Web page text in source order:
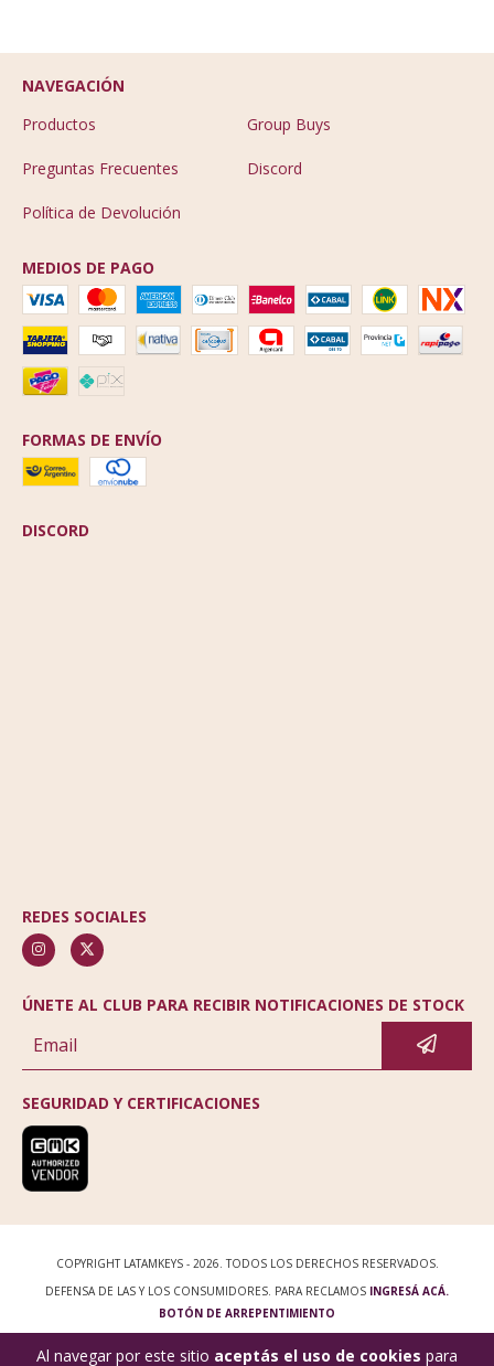
Al navegar por este sitio aceptás el uso de cookies para
NAVEGACIÓN
Productos
Group Buys
Preguntas Frecuentes Discord
Política de Devolución
MEDIOS DE PAGO
FORMAS DE ENVÍO
DISCORD
REDES SOCIALES
ÚNETE AL CLUB PARA RECIBIR NOTIFICACIONES DE STOCK
SEGURIDAD Y CERTIFICACIONES
COPYRIGHT LATAMKEYS - 2026. TODOS LOS DERECHOS RESERVADOS.
DEFENSA DE LAS Y LOS CONSUMIDORES. PARA RECLAMOS INGRESÁ ACÁ.
BOTÓN DE ARREPENTIMIENTO